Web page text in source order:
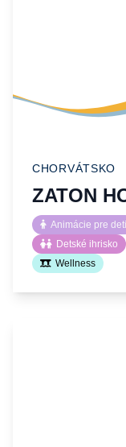
CHORVÁTSKO
ZATON
Animácie pre deti
Detské ihrisko
Wellness